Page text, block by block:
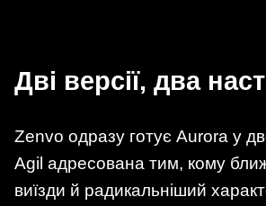
Дві версії, два
Zenvo одразу готує Aurora у
Agil адресована тим, кому
виїзди й радикальніший